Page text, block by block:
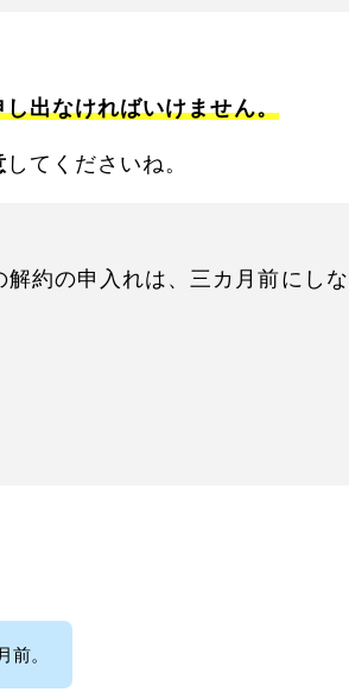
し出なければいけません。
してくださいね。
約の申入れは、三カ月前にしな
。